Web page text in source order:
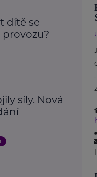
dítě se
síly. Nová